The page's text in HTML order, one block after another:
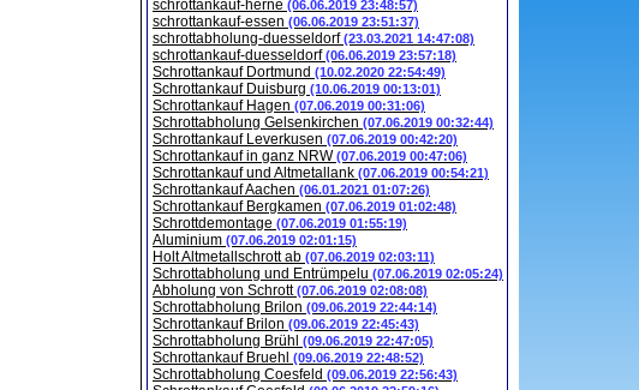
schrottankauf-herne (06.06.2019 23:48:57)
schrottankauf-essen (06.06.2019 23:51:37)
schrottabholung-duesseldorf(23.03.2021 14:47:08)
schrottankauf-duesseldorf(06.06.2019 23:57:18)
Schrottankauf Dortmund (10.02.2020 22:54:49)
Schrottankauf Duisburg (10.06.2019 00:13:01)
Schrottankauf Hagen (07.06.2019 00:31:06)
Schrottabholung Gelsenkirchen (07.06.2019 00:32:44)
Schrottankauf Leverkusen (07.06.2019 00:42:20)
Schrottankauf in ganz NRW(07.06.2019 00:47:06)
Schrottankauf und Altmetallank (07.06.2019 00:54:21)
Schrottankauf Aachen (06.01.2021 01:07:26)
Schrottankauf Bergkamen (07.06.2019 01:02:48)
Schrottdemontage (07.06.2019 01:55:19)
Aluminium (07.06.2019 02:01:15)
Holt Altmetallschrott ab (07.06.2019 02:03:11)
Schrottabholung und Entrümpelu (07.06.2019 02:05:24)
Abholung von Schrott(07.06.2019 02:08:08)
Schrottabholung Brilon (09.06.2019 22:44:14)
Schrottankauf Brilon (09.06.2019 22:45:43)
Schrottabholung Brühl (09.06.2019 22:47:05)
Schrottankauf Bruehl (09.06.2019 22:48:52)
Schrottabholung Coesfeld (09.06.2019 22:56:43)